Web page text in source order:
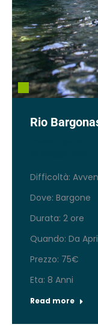
Rio
Difficoltà:
Dove: Bargone
Durata: 2 ore
Quando: Da
Prezzo: 75€
Eta: 8 Anni
Read more